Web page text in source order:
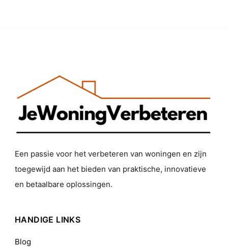
Een passie voor het verbeteren van woningen en zijn
toegewijd aan het bieden van praktische, innovatieve
en betaalbare oplossingen.
HANDIGE LINKS
Blog